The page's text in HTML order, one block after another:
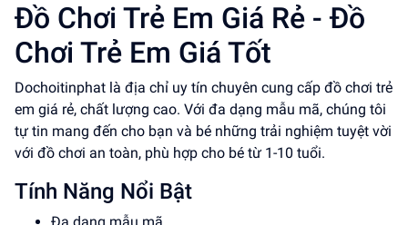
Đồ Chơi Trẻ Em Giá Rẻ - Đồ
Chơi Trẻ Em Giá Tốt
Dochoitinphat là địa chỉ uy tín chuyên cung cấp đồ chơi trẻ
em giá rẻ, chất lượng cao. Với đa dạng mẫu mã, chúng tôi
tự tin mang đến cho bạn và bé những trải nghiệm tuyệt vời
với đồ chơi an toàn, phù hợp cho bé từ 1-10 tuổi.
Tính Năng Nổi Bật